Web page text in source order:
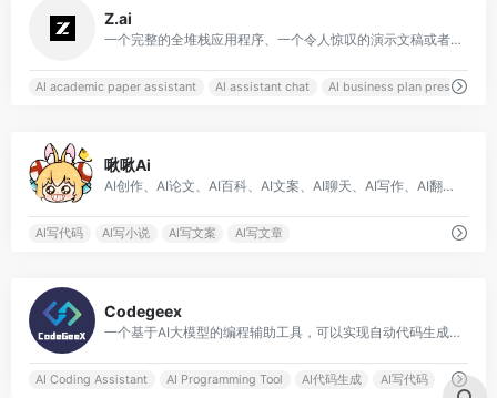
Z.ai
一个完整的全堆栈应用程序、一个令人惊叹的演示文稿或者专业级的写作ーー然后立即得到结果
AI academic paper assistant AI assistant chat AI business plan presentation
啾啾Ai
AI创作、AI论文、AI百科、AI文案、AI聊天、AI写作、AI翻译、AI写代码以及AI短视频脚本创作等
AI写代码 AI写小说 AI写文案 AI写文章
Codegeex
一个基于AI大模型的编程辅助工具，可以实现自动代码生成、代码翻译、自动编写注释等功能
AI Coding Assistant AI Programming Tool AI代码生成 AI写代码